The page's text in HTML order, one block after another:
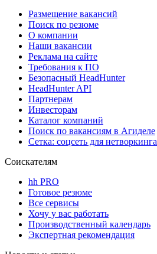
Размещение вакансий
Поиск по резюме
О компании
Наши вакансии
Реклама на сайте
Требования к ПО
Безопасный HeadHunter
HeadHunter API
Партнерам
Инвесторам
Каталог компаний
Поиск по вакансиям в Агиделе
Сетка: соцсеть для нетворкинга
Соискателям
hh PRO
Готовое резюме
Все сервисы
Хочу у вас работать
Производственный календарь
Экспертная рекомендация